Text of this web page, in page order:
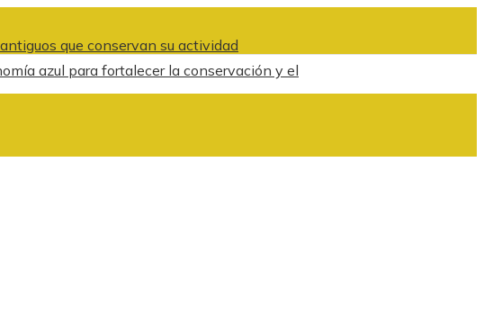
que conservan su actividad
azul para fortalecer la conservación y el